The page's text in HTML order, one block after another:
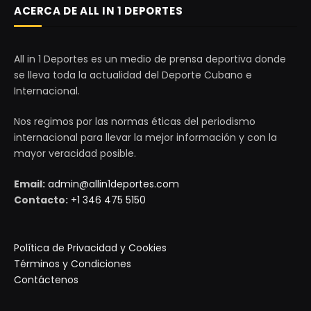
ACERCA DE ALL IN 1 DEPORTES
All in 1 Deportes es un medio de prensa deportiva donde
se lleva toda la actualidad del Deporte Cubano e
Internacional.
Nos regimos por las normas éticas del periodismo
internacional para llevar la mejor información y con la
mayor veracidad posible.
Email: admin@allin1deportes.com
Contacto: +1 346 475 5150
Política de Privacidad y Cookies
Términos y Condiciones
Contáctenos